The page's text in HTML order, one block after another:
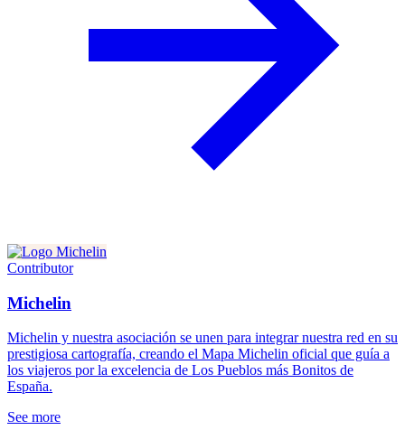
Contributor
Michelin
Michelin y nuestra asociación se unen para integrar nuestra red en su
prestigiosa cartografía, creando el Mapa Michelin oficial que guía a
los viajeros por la excelencia de Los Pueblos más Bonitos de
España.
See more